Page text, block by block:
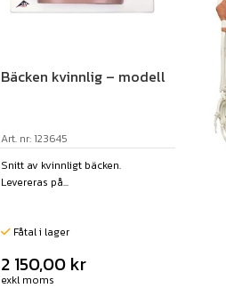
Bäcken kvinnlig – modell
Art. nr: 123645
Snitt av kvinnligt bäcken.
Levereras på...
Fåtal i lager
2 150,00 kr
exkl moms